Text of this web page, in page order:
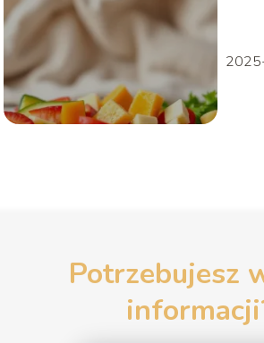
Potrzebujesz